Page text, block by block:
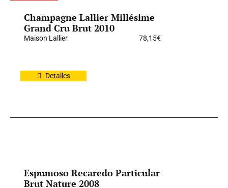
Champagne Lallier Millésime
Grand Cru Brut 2010
Maison Lallier 78,15€
Detalles
Espumoso Recaredo Particular
Brut Nature 2008